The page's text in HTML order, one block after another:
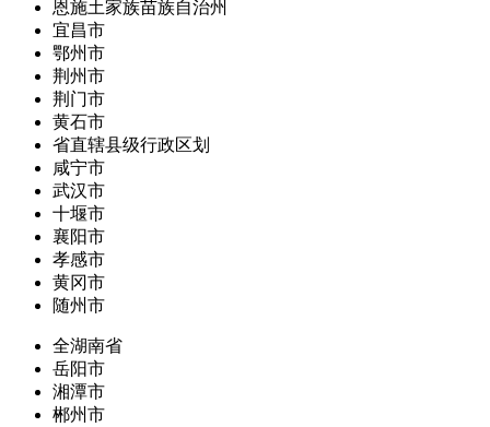
恩施土家族苗族自治州
宜昌市
鄂州市
荆州市
荆门市
黄石市
省直辖县级行政区划
咸宁市
武汉市
十堰市
襄阳市
孝感市
黄冈市
随州市
全湖南省
岳阳市
湘潭市
郴州市